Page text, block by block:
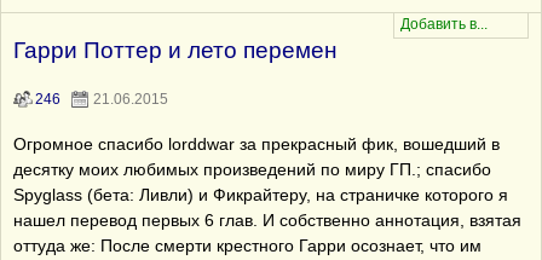
Гарри Поттер и лето перемен
246 21.06.2015
Огромное спасибо lorddwar за прекрасный фик, вошедший в
десятку моих любимых произведений по миру ГП.; спасибо
Spyglass (бета: Ливли) и Фикрайтеру, на страничке которого я
нашел перевод первых 6 глав. И собственно аннотация, взятая
оттуда же: После смерти крестного Гарри осознает, что им